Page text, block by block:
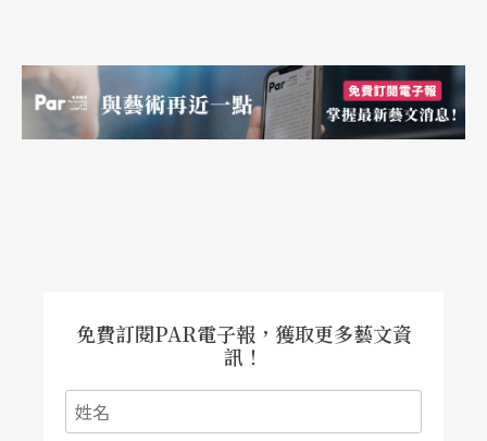
爐進而突顯欲傳達的主題：「馬來西亞成立才五十
多年，卻是由許多民族聚在一塊，保有各自的語言
創作土地很肥沃。」
相較於西馬來西亞，身處東馬的沙巴州，藝文資源
並不充足。《下人》的另一位演員是程守明的學
免費訂閱PAR電子報，獲取更多藝文資
訊！